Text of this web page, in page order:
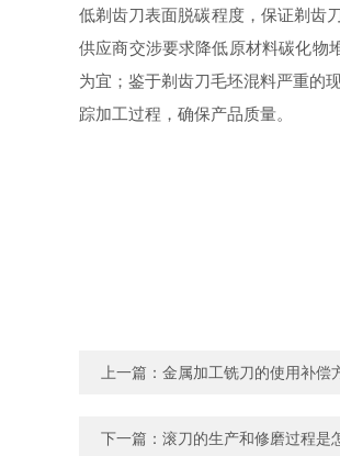
低剃齿刀表面脱碳程度，保证剃齿
供应商交涉要求降低原材料碳化物
为宜；鉴于剃齿刀毛坯混料严重的
踪加工过程，确保产品质量。
上一篇： 金属加工铣刀的使用补偿
下一篇： 滚刀的生产和修磨过程是